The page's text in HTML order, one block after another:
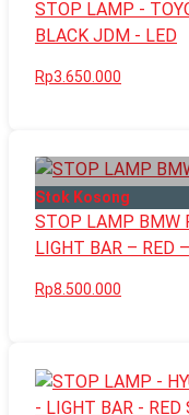
STOP LAMP -
BLACK JDM - LED
Rp3.650.000
Stok Kosong
STOP LAMP BMW
LIGHT BAR – RED
Rp8.500.000